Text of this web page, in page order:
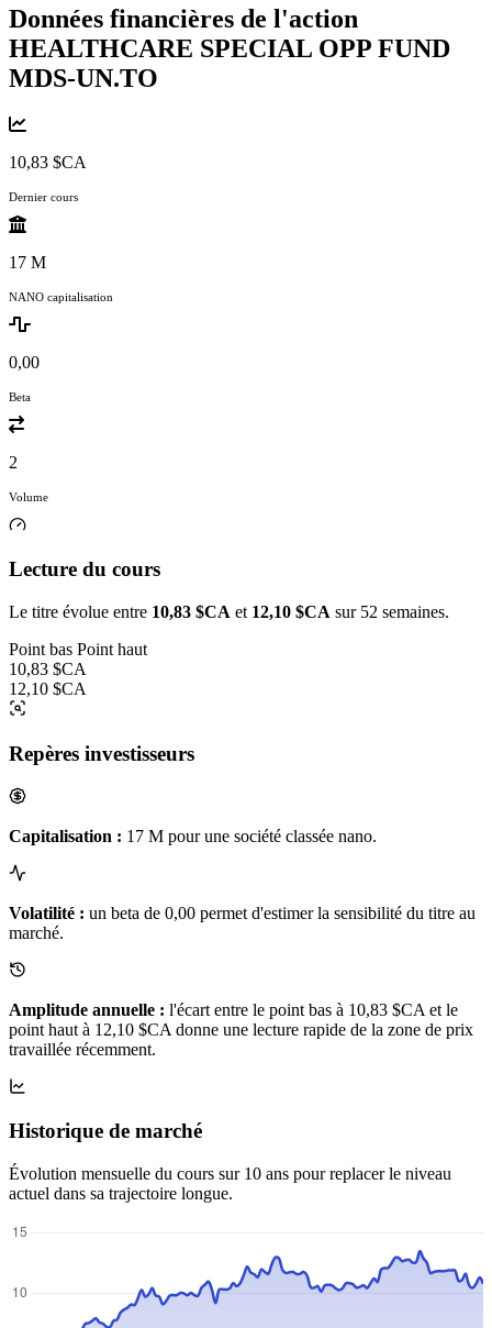
Données financières de l'action
HEALTHCARE SPECIAL OPP FUND
MDS-UN.TO
10,83 $CA
Dernier cours
17 M
NANO capitalisation
0,00
Beta
2
Volume
Lecture du cours
Le titre évolue entre 10,83 $CA et 12,10 $CA sur 52 semaines.
Point bas Point haut
10,83 $CA
12,10 $CA
Repères investisseurs
Capitalisation : 17 M pour une société classée nano.
Volatilité : un beta de 0,00 permet d'estimer la sensibilité du titre au
marché.
Amplitude annuelle : l'écart entre le point bas à 10,83 $CA et le
point haut à 12,10 $CA donne une lecture rapide de la zone de prix
travaillée récemment.
Historique de marché
Évolution mensuelle du cours sur 10 ans pour replacer le niveau
actuel dans sa trajectoire longue.